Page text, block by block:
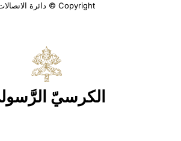
Copyright © دائرة الاتصالات
الكرسيّ